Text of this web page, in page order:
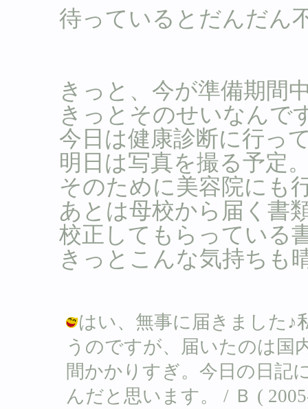
待っているとだんだん
きっと、今が準備期間
きっとそのせいなんで
今日は健康診断に行っ
明日は写真を撮る予定
そのために美容院にも
あとは母校から届く書
校正してもらっている
きっとこんな気持ちも
はい、無事に届きました♪
うのですが、届いたのは国
間かかりすぎ。今日の日記
んだと思います。 / Ｂ (